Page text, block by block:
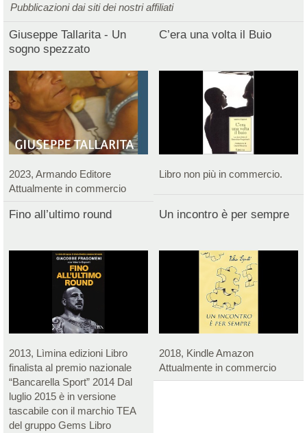
Pubblicazioni dai siti dei nostri affiliati
Giuseppe Tallarita - Un
sogno spezzato
2023, Armando Editore
Attualmente in commercio
C’era una volta il Buio
Libro non più in commercio.
Fino all’ultimo round
2013, Lìmina edizioni Libro
finalista al premio nazionale
“Bancarella Sport” 2014 Dal
luglio 2015 è in versione
tascabile con il marchio TEA
del gruppo Gems Libro
Un incontro è per sempre
2018, Kindle Amazon
Attualmente in commercio